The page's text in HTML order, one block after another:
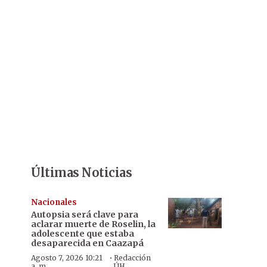
Últimas Noticias
Nacionales
Autopsia será clave para
aclarar muerte de Roselin, la
adolescente que estaba
desaparecida en Caazapá
Agosto 7, 2026 10:21
· Redacción